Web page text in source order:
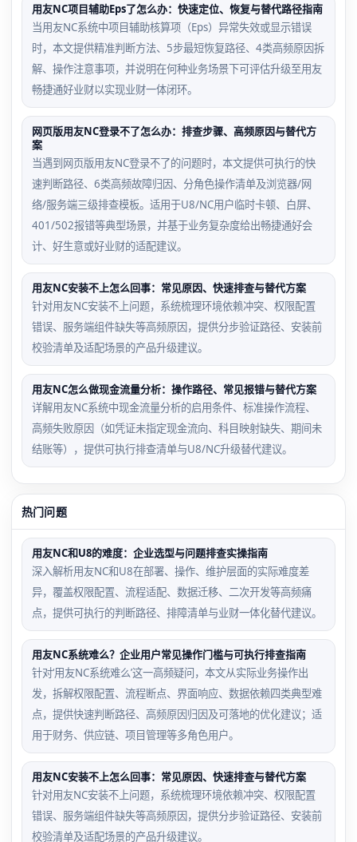
用友NC项目辅助Eps了怎么办：快速定位、恢复与替代路径指南
当用友NC系统中项目辅助核算项（Eps）异常失效或显示错误
时，本文提供精准判断方法、5步最短恢复路径、4类高频原因拆
解、操作注意事项，并说明在何种业务场景下可评估升级至用友
畅捷通好业财以实现业财一体闭环。
网页版用友NC登录不了怎么办：排查步骤、高频原因与替代方
案
当遇到网页版用友NC登录不了的问题时，本文提供可执行的快
速判断路径、6类高频故障归因、分角色操作清单及浏览器/网
络/服务端三级排查模板。适用于U8/NC用户临时卡顿、白屏、
401/502报错等典型场景，并基于业务复杂度给出畅捷通好会
计、好生意或好业财的适配建议。
用友NC安装不上怎么回事：常见原因、快速排查与替代方案
针对用友NC安装不上问题，系统梳理环境依赖冲突、权限配置
错误、服务端组件缺失等高频原因，提供分步验证路径、安装前
校验清单及适配场景的产品升级建议。
用友NC怎么做现金流量分析：操作路径、常见报错与替代方案
详解用友NC系统中现金流量分析的启用条件、标准操作流程、
高频失败原因（如凭证未指定现金流向、科目映射缺失、期间未
结账等），提供可执行排查清单与U8/NC升级替代建议。
热门问题
用友NC和U8的难度：企业选型与问题排查实操指南
深入解析用友NC和U8在部署、操作、维护层面的实际难度差
异，覆盖权限配置、流程适配、数据迁移、二次开发等高频痛
点，提供可执行的判断路径、排障清单与业财一体化替代建议。
用友NC系统难么？企业用户常见操作门槛与可执行排查指南
针对‘用友NC系统难么’这一高频疑问，本文从实际业务操作出
发，拆解权限配置、流程断点、界面响应、数据依赖四类典型难
点，提供快速判断路径、高频原因归因及可落地的优化建议；适
用于财务、供应链、项目管理等多角色用户。
用友NC安装不上怎么回事：常见原因、快速排查与替代方案
针对用友NC安装不上问题，系统梳理环境依赖冲突、权限配置
错误、服务端组件缺失等高频原因，提供分步验证路径、安装前
校验清单及适配场景的产品升级建议。